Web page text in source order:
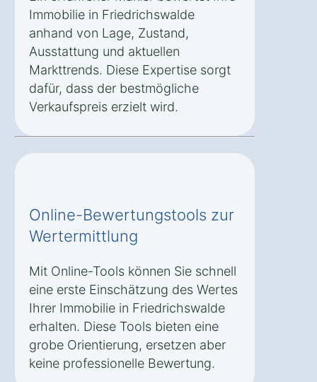
Immobilie in Friedrichswalde
anhand von Lage, Zustand,
Ausstattung und aktuellen
Markttrends. Diese Expertise sorgt
dafür, dass der bestmögliche
Verkaufspreis erzielt wird.
Online-Bewertungstools zur
Wertermittlung
Mit Online-Tools können Sie schnell
eine erste Einschätzung des Wertes
Ihrer Immobilie in Friedrichswalde
erhalten. Diese Tools bieten eine
grobe Orientierung, ersetzen aber
keine professionelle Bewertung.